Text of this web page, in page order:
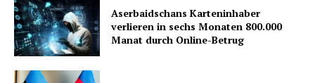
Aserbaidschans Karteninhaber
verlieren in sechs Monaten 800.000
Manat durch Online-Betrug